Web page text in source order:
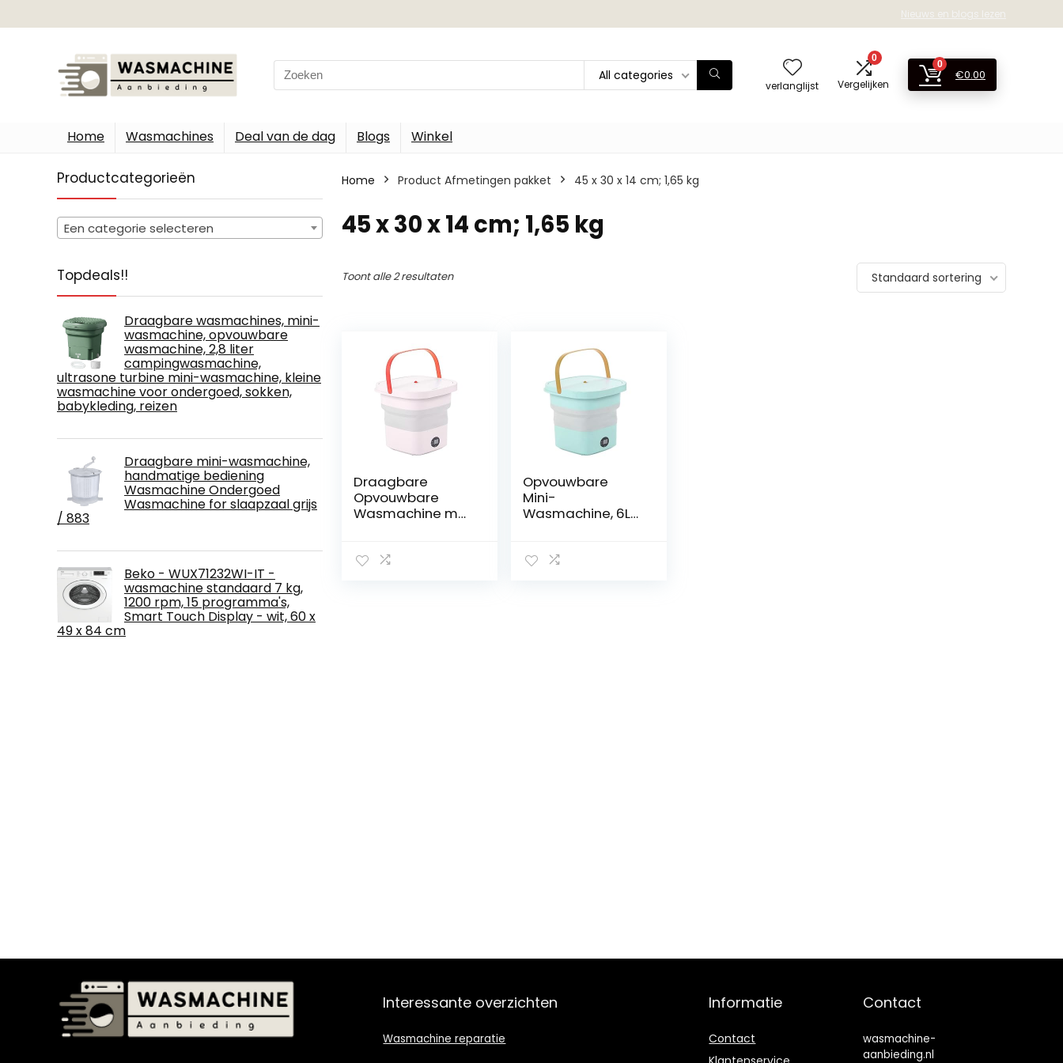
Nieuws en blogs lezen
Search
for:
All categories
verlanglijst
0
Vergelijken
0
€0.00
Home Wasmachines Deal van de dag Blogs Winkel
Productcategorieën
Een categorie selecteren
Topdeals!!
Draagbare wasmachines, mini-
wasmachine, opvouwbare
wasmachine, 2,8 liter
campingwasmachine,
ultrasone turbine mini-wasmachine, kleine
wasmachine voor ondergoed, sokken,
babykleding, reizen
Draagbare mini-wasmachine,
handmatige bediening
Wasmachine Ondergoed
Wasmachine for slaapzaal grijs
/ 883
Beko - WUX71232WI-IT -
wasmachine standaard 7 kg,
1200 rpm, 15 programma's,
Smart Touch Display - wit, 60 x
49 x 84 cm
Home Product Afmetingen pakket ‎45 x 30 x 14 cm; 1,65 kg
‎45 x 30 x 14 cm; 1,65 kg
Toont alle 2 resultaten Standaard sortering
Draagbare
Opvouwbare
Wasmachine met
emmerwasmachi
Opvouwbare
Mini-
Wasmachine, 6L
Hoge
Interessante overzichten
Wasmachine reparatie
Informatie
Contact
Contact
wasmachine-
aanbieding.nl